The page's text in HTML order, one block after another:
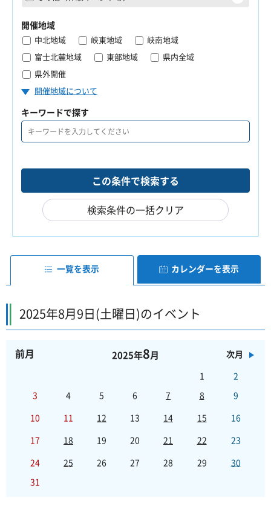
開催地域
中北地域 峡東地域
峡南地域
富士北麓地域
東部地域
県内全域
県外開催
開催地域について
キーワードで探す
検索条件の一括クリア
一覧を表示 カレンダーを表示
2025年8月9日(土曜日)のイベント
前月 2025年8月
次月
1
2
3
4 5 6 7 8
9
10
11 12 13 14 15
16
17
18 19 20 21 22
23
24
25 26 27 28 29
30
31